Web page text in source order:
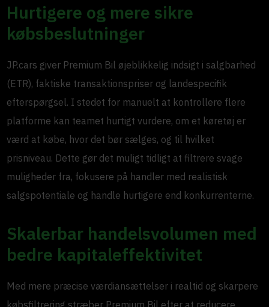
Hurtigere og mere sikre
købsbeslutninger
JP.cars giver Premium Bil øjeblikkelig indsigt i salgbarhed
(ETR), faktiske transaktionspriser og landespecifik
efterspørgsel. I stedet for manuelt at kontrollere flere
platforme kan teamet hurtigt vurdere, om et køretøj er
værd at købe, hvor det bør sælges, og til hvilket
prisniveau. Dette gør det muligt tidligt at filtrere svage
muligheder fra, fokusere på handler med realistisk
salgspotentiale og handle hurtigere end konkurrenterne.
Skalerbar handelsvolumen med
bedre kapitaleffektivitet
Med mere præcise værdiansættelser i realtid og skarpere
købsfiltrering stræber Premium Bil efter at reducere